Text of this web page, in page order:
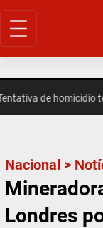
Pular
para
de homicídio
Nacional >
Londres